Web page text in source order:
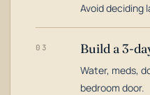
Avoid deciding
03 Build a 3-
Water, meds,
bedroom door.